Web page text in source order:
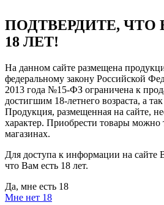
ПОДТВЕРДИТЕ,
18 ЛЕТ!
На данном сайте размещена
федеральному закону Российской
2013 года №15-ФЗ ограничена к
достигшим 18-летнего возраста, а
Продукция, размещенная на сайте,
характер. Приобрести товары можно
магазинах.
Для доступа к информации на
что Вам есть 18 лет.
Да, мне есть 18
Мне нет 18